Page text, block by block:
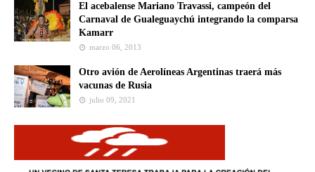
El acebalense Mariano Travassi, campeón del
Carnaval de Gualeguaychú integrando la comparsa
Kamarr
marzo 06, 2013
Otro avión de Aerolíneas Argentinas traerá más
vacunas de Rusia
julio 09, 2021